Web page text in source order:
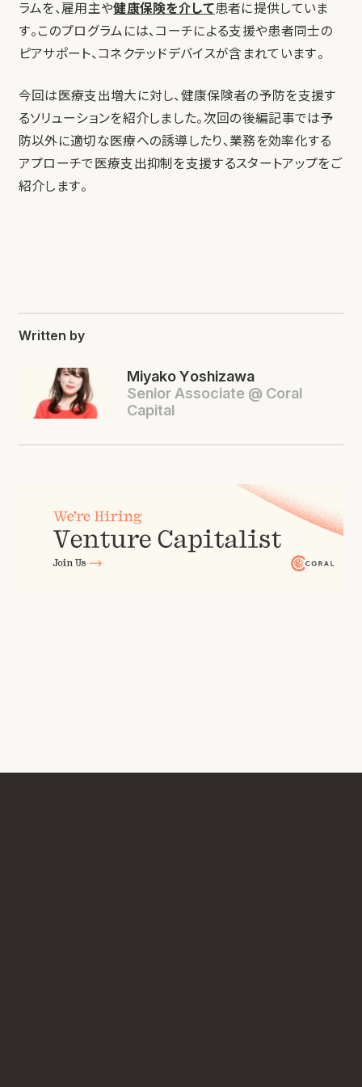
ラムを、雇用主や健康保険を介して患者に提供していま
す。このプログラムには、コーチによる支援や患者同士の
ピアサポート、コネクテッドデバイスが含まれています。
今回は医療支出増大に対し、健康保険者の予防を支援す
るソリューションを紹介しました。次回の後編記事では予
防以外に適切な医療への誘導したり、業務を効率化する
アプローチで医療支出抑制を支援するスタートアップをご
紹介します。
Written by
Miyako Yoshizawa
Senior Associate @ Coral
Capital